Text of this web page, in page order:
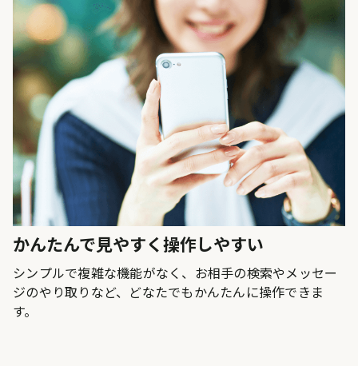
かんたんで見やすく操作しやすい
シンプルで複雑な機能がなく、お相手の検索やメッセー
ジのやり取りなど、どなたでもかんたんに操作できま
す。